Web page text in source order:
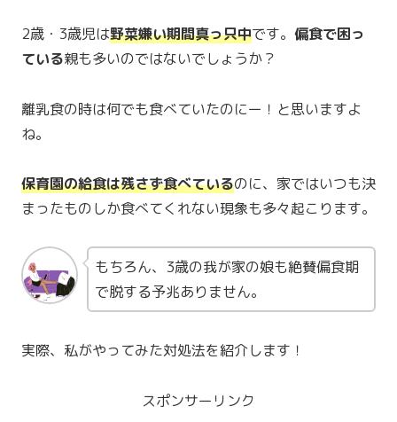
2歳・3歳児は野菜嫌い期間真っ只中です。 偏食で困っ
ている親も多いのではないでしょうか？
離乳食の時は何でも食べていたのにー！と思いますよ
ね。
保育園の給食は残さず食べているのに、家ではいつも決
まったものしか食べてくれない現象も多々起こります。
もちろん、3歳の我が家の娘も絶賛偏食期
で脱する予兆ありません。
実際、私がやってみた対処法を紹介します！
スポンサーリンク